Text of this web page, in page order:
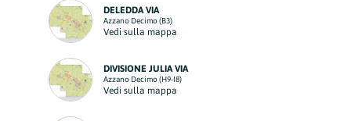
DELEDDA VIA
Azzano Decimo (B3)
Vedi sulla mappa
DIVISIONE JULIA VIA
Azzano Decimo (H9-I8)
Vedi sulla mappa